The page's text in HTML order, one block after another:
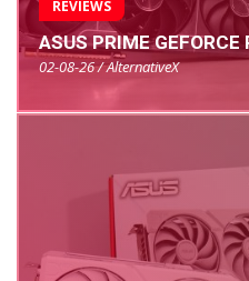
REVIEWS
ASUS PRIME
02-08-26 / AlternativeX